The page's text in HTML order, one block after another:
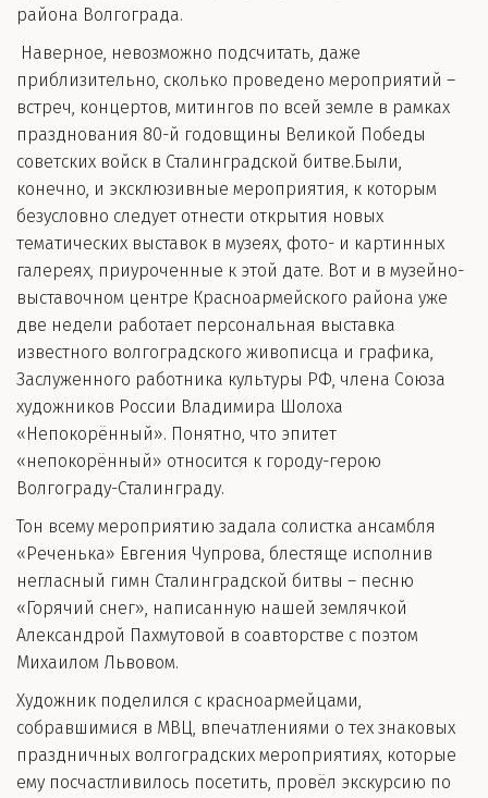
района Волгограда.
Наверное, невозможно подсчитать, даже
приблизительно, сколько проведено мероприятий –
встреч, концертов, митингов по всей земле в рамках
празднования 80-й годовщины Великой Победы
советских войск в Сталинградской битве.Были,
конечно, и эксклюзивные мероприятия, к которым
безусловно следует отнести открытия новых
тематических выставок в музеях, фото- и картинных
галереях, приуроченные к этой дате. Вот и в музейно-
выставочном центре Красноармейского района уже
две недели работает персональная выставка
известного волгоградского живописца и графика,
Заслуженного работника культуры РФ, члена Союза
художников России Владимира Шолоха
«Непокорённый». Понятно, что эпитет
«непокорённый» относится к городу-герою
Волгограду-Сталинграду.
Тон всему мероприятию задала солистка ансамбля
«Реченька» Евгения Чупрова, блестяще исполнив
негласный гимн Сталинградской битвы – песню
«Горячий снег», написанную нашей землячкой
Александрой Пахмутовой в соавторстве с поэтом
Михаилом Львовом.
Художник поделился с красноармейцами,
собравшимися в МВЦ, впечатлениями о тех знаковых
праздничных волгоградских мероприятиях, которые
ему посчастливилось посетить, провёл экскурсию по